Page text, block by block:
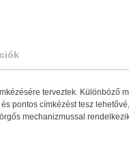
terveztek. Különböző
pontos címkézést tesz
mechanizmussal